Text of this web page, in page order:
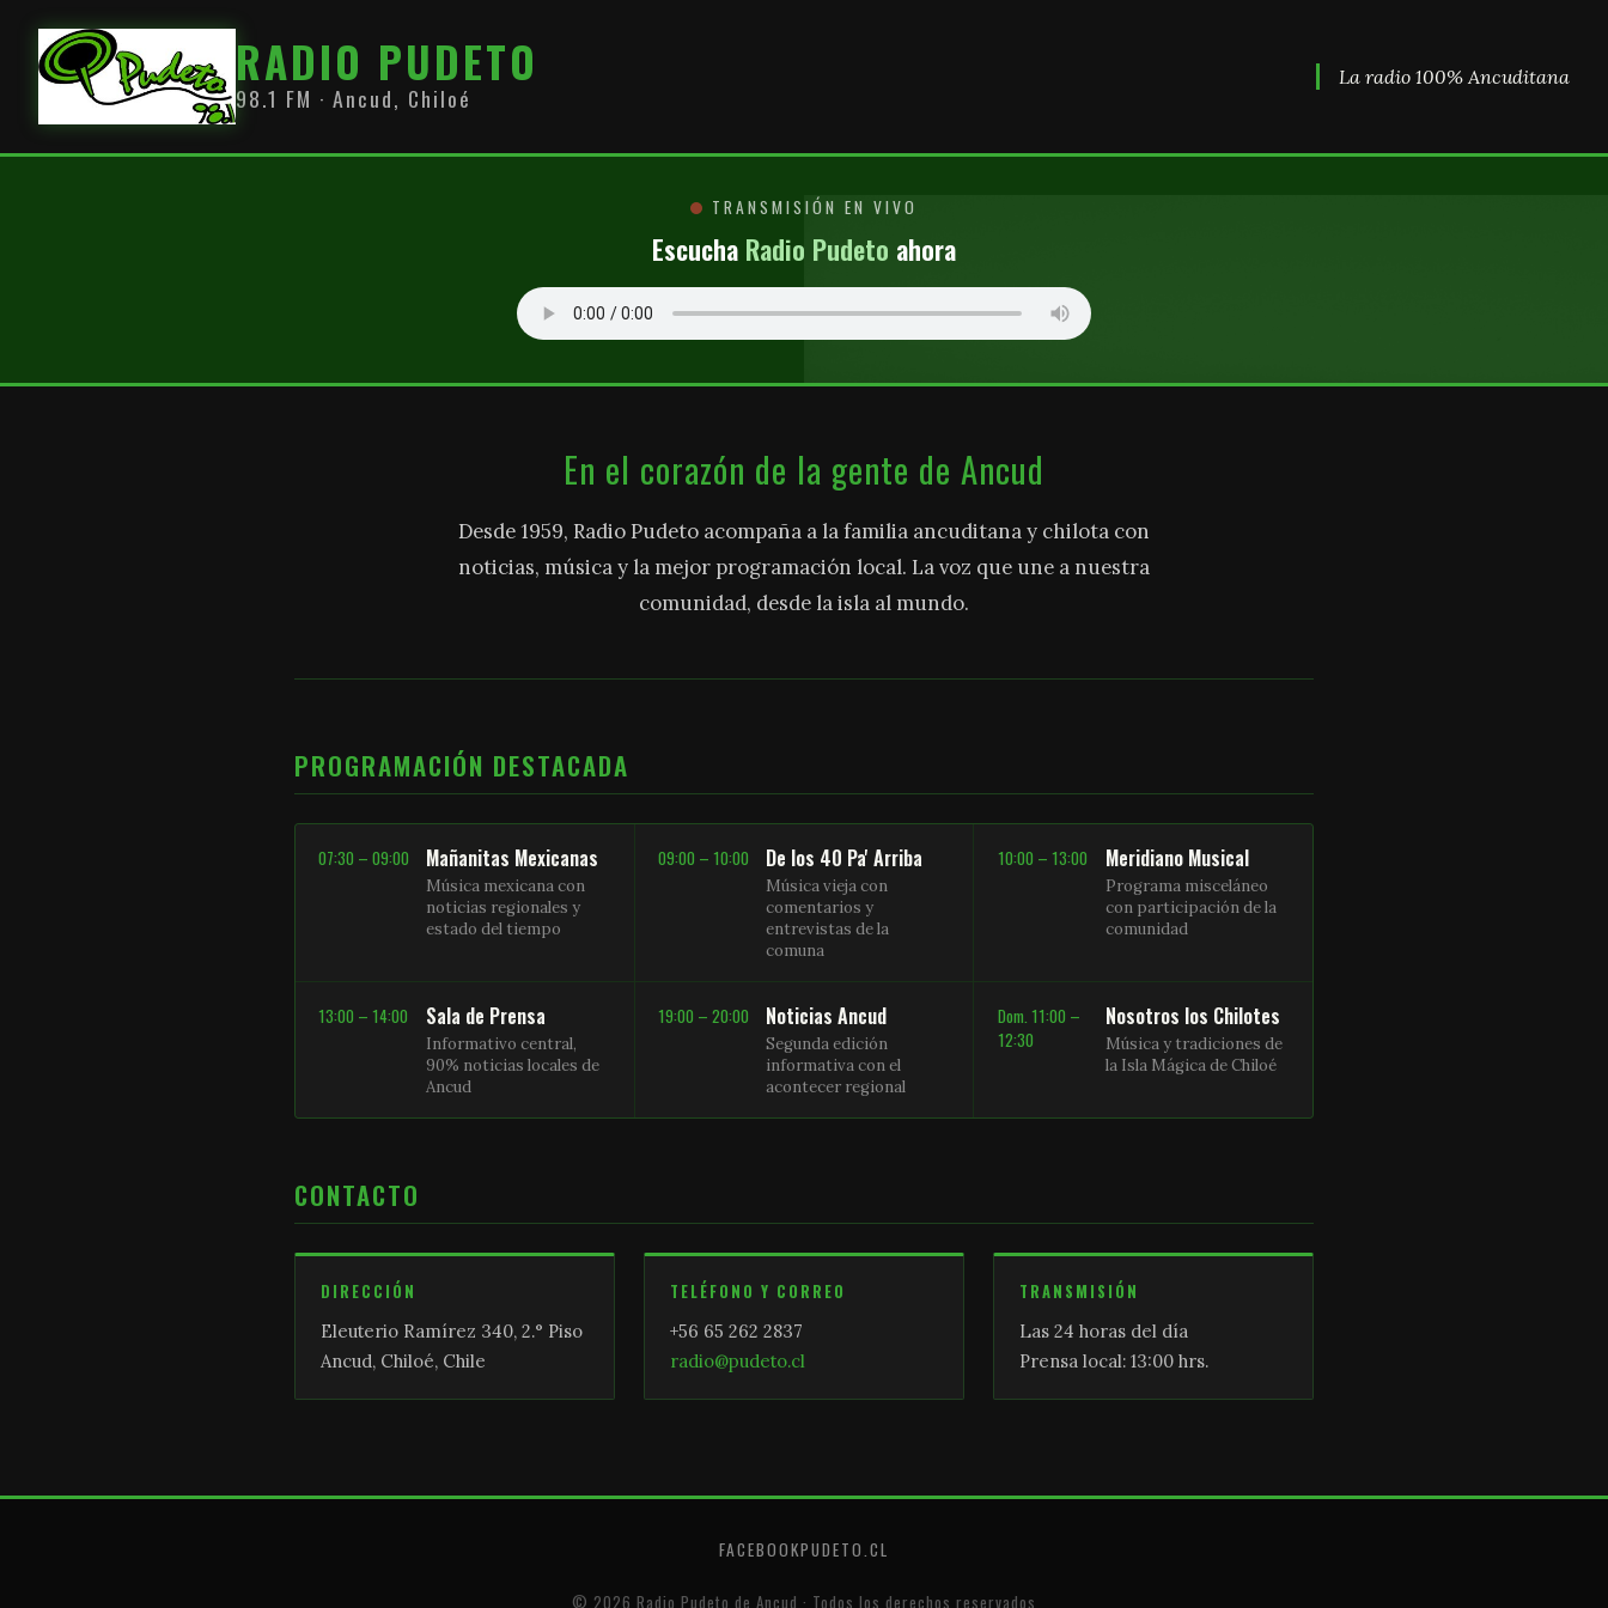
RADIO PUDETO
98.1 FM · Ancud, Chiloé
La radio 100% Ancuditana
TRANSMISIÓN EN VIVO
Escucha Radio Pudeto ahora
En el corazón de la gente de Ancud
Desde 1959, Radio Pudeto acompaña a la familia ancuditana y chilota con
noticias, música y la mejor programación local. La voz que une a nuestra
comunidad, desde la isla al mundo.
PROGRAMACIÓN DESTACADA
07:30 – 09:00 Mañanitas Mexicanas
Música mexicana con
noticias regionales y
estado del tiempo
09:00 – 10:00 De los 40 Pa' Arriba
Música vieja con
comentarios y
entrevistas de la
comuna
10:00 – 13:00 Meridiano Musical
Programa misceláneo
con participación de la
comunidad
13:00 – 14:00 Sala de Prensa
Informativo central,
90% noticias locales de
Ancud
19:00 – 20:00 Noticias Ancud
Segunda edición
informativa con el
acontecer regional
Dom. 11:00 –
12:30
Nosotros los Chilotes
Música y tradiciones de
la Isla Mágica de Chiloé
CONTACTO
DIRECCIÓN
Eleuterio Ramírez 340, 2.° Piso
Ancud, Chiloé, Chile
TELÉFONO Y CORREO
+56 65 262 2837
radio@pudeto.cl
TRANSMISIÓN
Las 24 horas del día
Prensa local: 13:00 hrs.
FACEBOOKPUDETO.CL
© 2026 Radio Pudeto de Ancud · Todos los derechos reservados